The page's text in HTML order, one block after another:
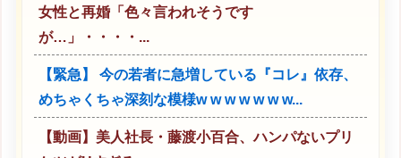
女性と再婚「色々言われそうです
が…」・・・・...
【緊急】 今の若者に急増している『コレ』依存、
めちゃくちゃ深刻な模様w w w w w w w...
【動画】美人社長・藤渡小百合、ハンパないプリ